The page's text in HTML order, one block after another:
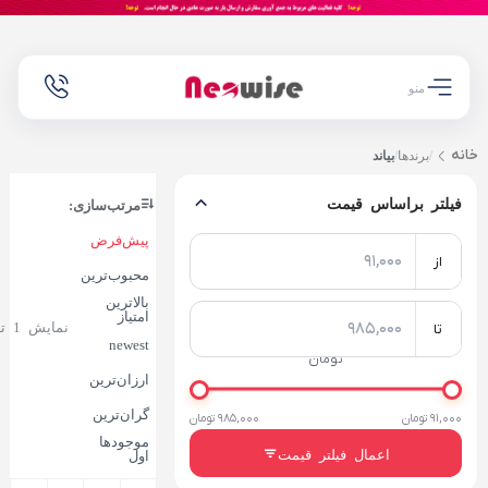
منو
خانه /برندها/بیاند
فیلتر براساس قیمت
از
تا
تومان
91,000 تومان 985,000 تومان
اعمال فیلتر قیمت
مرتب‌سازی:
پیش‌فرض
محبوب‌ترین
بالاترین
امتیاز
newest
ارزان‌ترین
گران‌ترین
موجودها
اول
نمایش 1 تا 20 از 21 کالا